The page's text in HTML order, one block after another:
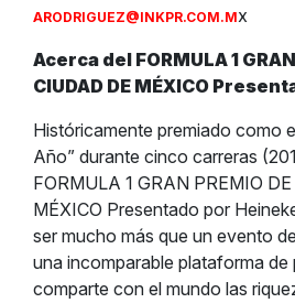
ARODRIGUEZ@INKPR.COM.Mx
Acerca del FORMULA 1
CIUDAD DE MÉXICO
Históricamente premiado como
Año” durante cinco carreras
FORMULA 1 GRAN PREMIO
MÉXICO Presentado por
ser mucho más que un evento
una incomparable plataforma
comparte con el mundo las